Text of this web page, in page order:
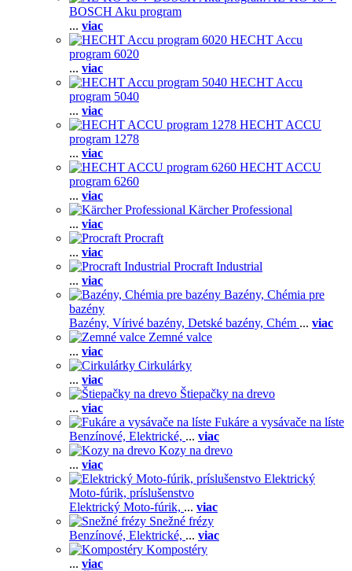
BOSCH Aku program
... viac
HECHT Accu
program 6020
... viac
HECHT Accu
program 5040
... viac
HECHT ACCU
program 1278
... viac
HECHT ACCU
program 6260
... viac
Kärcher Professional
... viac
Procraft
... viac
Procraft Industrial
... viac
Bazény, Chémia pre
bazény
Bazény, Vírivé bazény, Detské bazény, Chém ... viac
Zemné valce
... viac
Cirkulárky
... viac
Štiepačky na drevo
... viac
Fukáre a vysávače na líste
Benzínové, Elektrické, ... viac
Kozy na drevo
... viac
Elektrický
Moto-fúrik, príslušenstvo
Elektrický Moto-fúrik, ... viac
Snežné frézy
Benzínové, Elektrické, ... viac
Kompostéry
... viac